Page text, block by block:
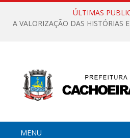
ÚLTIMAS
MENU